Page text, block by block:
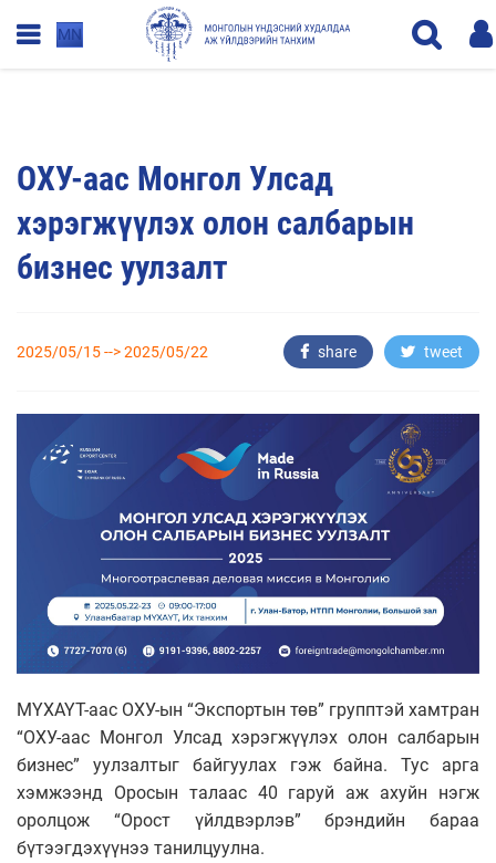
MN
ОХУ-аас Монгол Улсад
хэрэгжүүлэх олон салбарын
бизнес уулзалт
2025/05/15 --> 2025/05/22 share tweet
МҮХАҮТ-аас ОХУ-ын “Экспортын төв” групптэй хамтран
“ОХУ-аас Монгол Улсад хэрэгжүүлэх олон салбарын
бизнес” уулзалтыг байгуулах гэж байна. Тус арга
хэмжээнд Оросын талаас 40 гаруй аж ахуйн нэгж
оролцож “Орост үйлдвэрлэв” брэндийн бараа
бүтээгдэхүүнээ танилцуулна.